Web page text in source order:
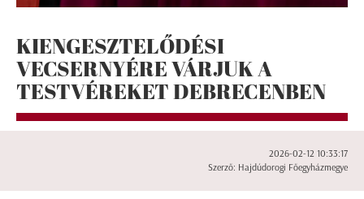
KIENGESZTELŐDÉSI
VECSERNYÉRE VÁRJUK A
TESTVÉREKET DEBRECENBEN
2026-02-12 10:33:17
Szerző: Hajdúdorogi Főegyházmegye